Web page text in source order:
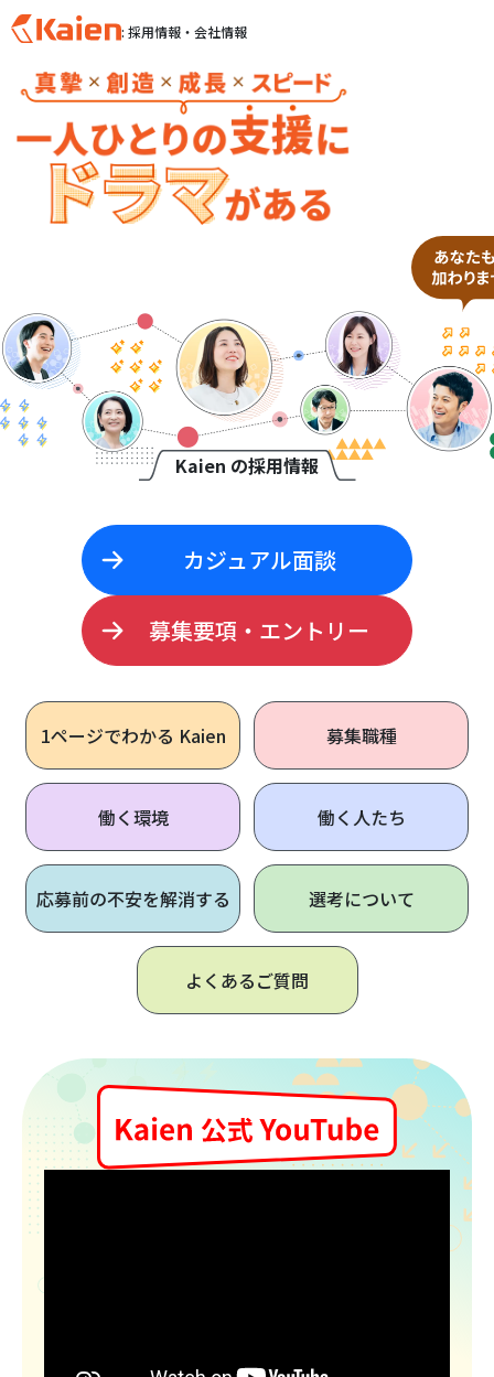
e
n
: 採用情報・会社情報
Kaien の採用情報
カジュアル面談
募集要項・エントリー
1ページでわかる Kaien 募集職種
働く環境 働く人たち
応募前の不安を解消する 選考について
よくあるご質問